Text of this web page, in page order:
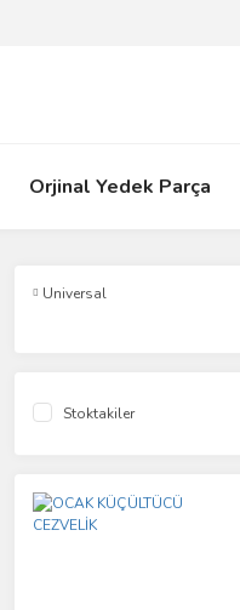
Orjinal Yedek Parça
Universal
Stoktakiler